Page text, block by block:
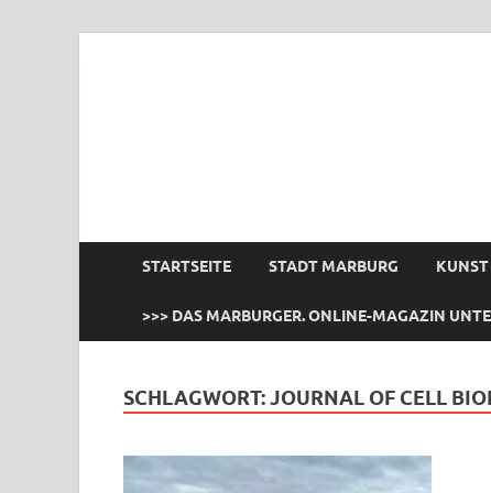
STARTSEITE STADT MARBURG KUNST
>>> DAS MARBURGER. ONLINE-MAGAZIN
SCHLAGWORT:JOURNAL OF CELL